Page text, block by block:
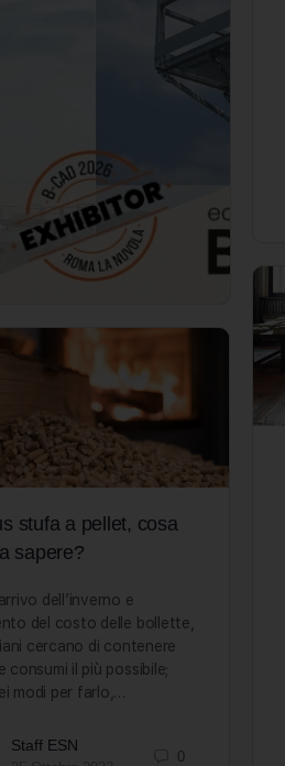
stufa a pellet, cosa
sapere?
dell’inverno e
del costo delle bollette,
cercano di contenere
consumi il più possibile;
modi per farlo,…
Staff ESN
0